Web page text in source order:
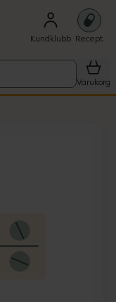
Kundklubb Recept
Varukorg